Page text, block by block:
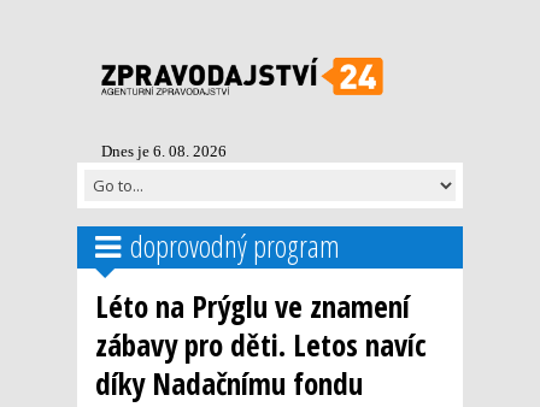
Dnes je 6. 08. 2026
doprovodný program
Léto na Prýglu ve znamení
zábavy pro děti. Letos navíc
díky Nadačnímu fondu